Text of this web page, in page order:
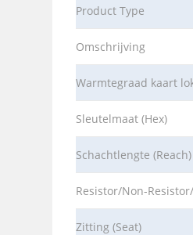
Product Type
Omschrijving
Warmtegraad kaart
Sleutelmaat (Hex)
Schachtlengte (Reach)
Resistor/Non-
Zitting (Seat)